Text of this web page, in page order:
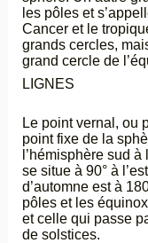
les pôles et
Cancer et le
grands cercles,
grand cercle de
LIGNES
Le point vernal, ou
point fixe de la
l’hémisphère sud
se situe à 90° à
d’automne est à
pôles et les
et celle qui passe
de solstices.